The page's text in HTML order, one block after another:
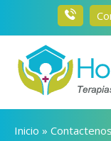
Inicio » Contactenos